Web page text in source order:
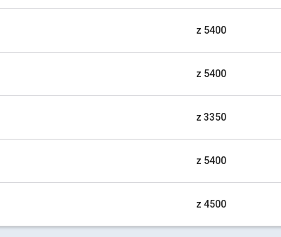
z 5400
z 5400
z 3350
z 5400
z 4500